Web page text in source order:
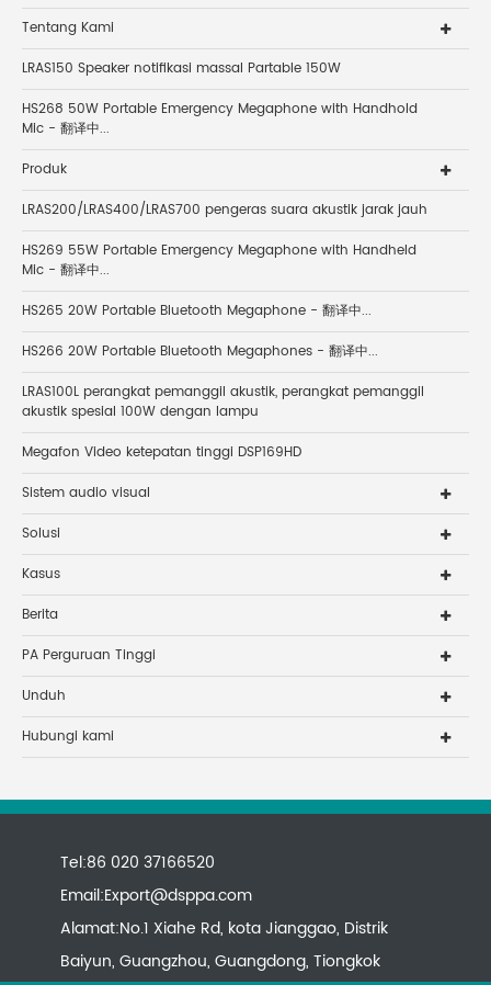
Tentang Kami
LRAS150 Speaker notifikasi massal Partable 150W
HS268 50W Portable Emergency Megaphone with Handhold
Mic - 翻译中...
Produk
LRAS200/LRAS400/LRAS700 pengeras suara akustik jarak jauh
HS269 55W Portable Emergency Megaphone with Handheld
Mic - 翻译中...
HS265 20W Portable Bluetooth Megaphone - 翻译中...
HS266 20W Portable Bluetooth Megaphones - 翻译中...
LRAS100L perangkat pemanggil akustik, perangkat pemanggil
akustik spesial 100W dengan lampu
Megafon Video ketepatan tinggi DSP169HD
Sistem audio visual
Solusi
Kasus
Berita
PA Perguruan Tinggi
Unduh
Hubungi kami
Tel:86 020 37166520
Email:Export@dsppa.com
Alamat:No.1 Xiahe Rd, kota Jianggao, Distrik
Baiyun, Guangzhou, Guangdong, Tiongkok